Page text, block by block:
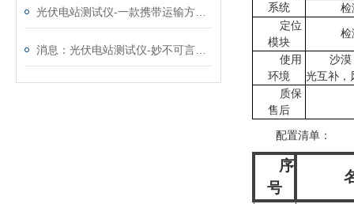
系统
检
定位
模块
检
使用
环境
沙漠
光互补，
质保
售后
配置清单：
序
号